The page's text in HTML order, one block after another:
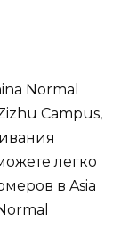
Normal
Campus,
легко
в Asia